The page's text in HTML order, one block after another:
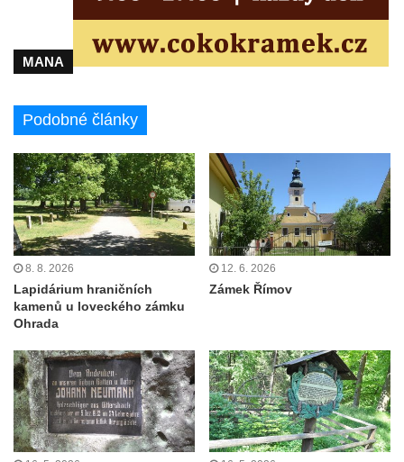
Zámek Jindřichovice
Zámek Náchod
Zámek Přerov nad Labem
MANA
Podobné články
8. 8. 2026
Lapidárium hraničních
kamenů u loveckého zámku
Ohrada
12. 6. 2026
Zámek Římov